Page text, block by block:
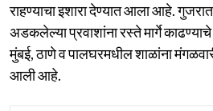
राहण्याचा इशारा देण्यात आला आहे.
अडकलेल्या प्रवाशांना रस्ते मार्गे
मुंबई, ठाणे व पालघरमधील शाळांना
आली आहे.